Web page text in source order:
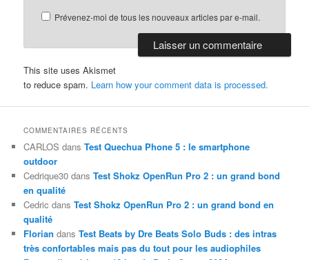
Prévenez-moi de tous les nouveaux articles par e-mail.
This site uses Akismet
to reduce spam. Learn how your comment data is processed.
COMMENTAIRES RÉCENTS
CARLOS dansTest Quechua Phone 5 : le smartphone
outdoor
Cedrique30 dansTest Shokz OpenRun Pro 2 : un grand bond
en qualité
Cedric dansTest Shokz OpenRun Pro 2 : un grand bond en
qualité
Florian dansTest Beats by Dre Beats Solo Buds : des intras
très confortables mais pas du tout pour les audiophiles